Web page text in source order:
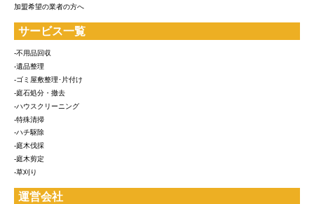
加盟希望の業者の方へ
サービス一覧
-不用品回収
-遺品整理
-ゴミ屋敷整理･片付け
-庭石処分・撤去
-ハウスクリーニング
-特殊清掃
-ハチ駆除
-庭木伐採
-庭木剪定
-草刈り
運営会社